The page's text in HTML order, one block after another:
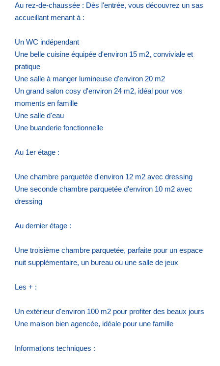
Au rez-de-chaussée : Dès l'entrée, vous découvrez un sas
accueillant menant à :
Un WC indépendant
Une belle cuisine équipée d'environ 15 m2, conviviale et
pratique
Une salle à manger lumineuse d'environ 20 m2
Un grand salon cosy d'environ 24 m2, idéal pour vos
moments en famille
Une salle d'eau
Une buanderie fonctionnelle
Au 1er étage :
Une chambre parquetée d'environ 12 m2 avec dressing
Une seconde chambre parquetée d'environ 10 m2 avec
dressing
Au dernier étage :
Une troisième chambre parquetée, parfaite pour un espace
nuit supplémentaire, un bureau ou une salle de jeux
Les + :
Un extérieur d'environ 100 m2 pour profiter des beaux jours
Une maison bien agencée, idéale pour une famille
Informations techniques :